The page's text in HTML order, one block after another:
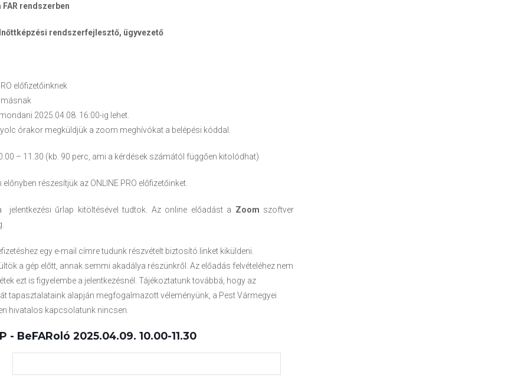
rendszerben
rendszerfejlesztő, ügyvezető
előfizetőinknek
másnak
2025.04.08. 16:00-ig lehet.
órakor megküldjük a zoom meghívókat a belépési kóddal.
– 11.30 (kb. 90 perc, ami a kérdések számától függően kitolódhat)
részesítjük az ONLINE PRO előfizetőinket.
jelentkezési űrlap kitöltésével tudtok. Az online előadást a Zoom szoftver
egy e-mail címre tudunk részvételt biztosító linket kiküldeni.
a gép előtt, annak semmi akadálya részünkről. Az előadás felvételéhez nem
ezt is figyelembe a jelentkezésnél. Tájékoztatunk továbbá, hogy az
tapasztalataink alapján megfogalmazott véleményünk, a Pest Vármegyei
hivatalos kapcsolatunk nincsen.
- BeFARoló 2025.04.09. 10.00-11.30